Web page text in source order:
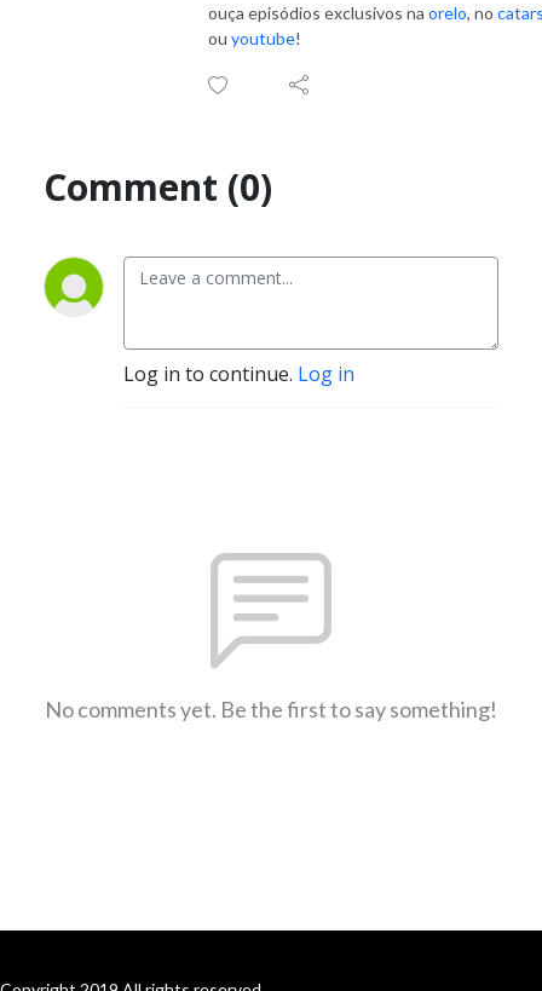
ouça episódios exclusivos na orelo, no
ou youtube!
Comment (0)
Log in to continue. Log in
No comments yet. Be the first to say something!